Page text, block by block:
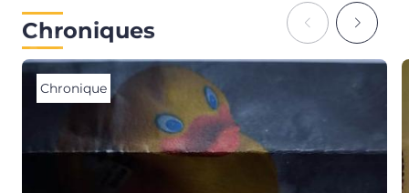
Chroniques
Chronique